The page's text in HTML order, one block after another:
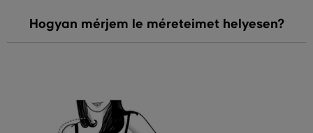
Hogyan mérjem le méreteimet helyesen?